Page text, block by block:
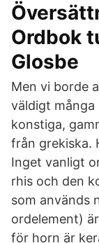
Ordbok
Glosbe
Men vi borde
väldigt
konstiga,
från grekiska.
Inget vanligt
rhis och den
som används
ordelement)
för horn är